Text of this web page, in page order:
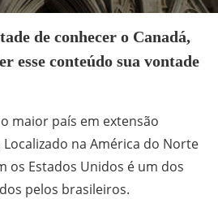
de conhecer o Canadá,
esse conteúdo sua vontade
maior país em extensão
na América do Norte
os Estados Unidos é um dos
pelos brasileiros.